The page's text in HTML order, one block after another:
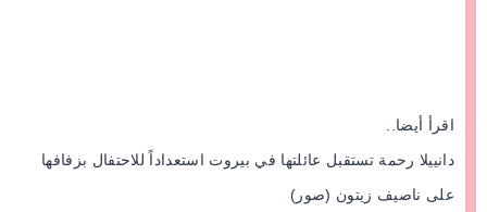
اقرأ أيضا..
دانييلا رحمة تستقبل عائلتها في بيروت استعداداً للاحتفال بزفافها
على ناصيف زيتون (صور)